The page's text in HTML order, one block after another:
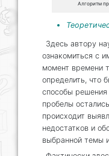
Алгоритм
Здесь автору
ознакомиться с
момент времени
определить, что
способы
пробелы
происходит
недостатков и
выбранной темы